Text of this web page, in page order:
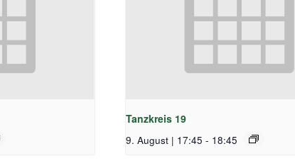
Tanzkreis 19
9. August | 17:45 - 18:45